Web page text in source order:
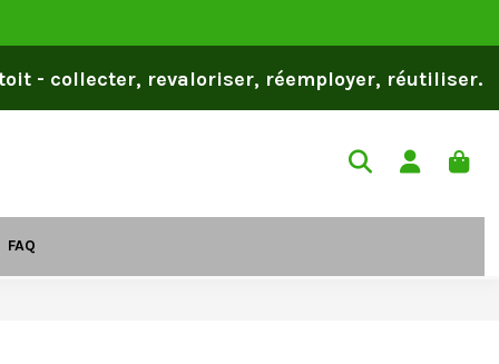
- collecter, revaloriser, réemployer, réutiliser.
FAQ